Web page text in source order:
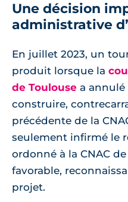
Une décision
administrative
En juillet 2023, un
produit lorsque la
de Toulouse a annulé
construire,
précédente de la
seulement infirmé le
ordonné à la CNAC
favorable,
projet.